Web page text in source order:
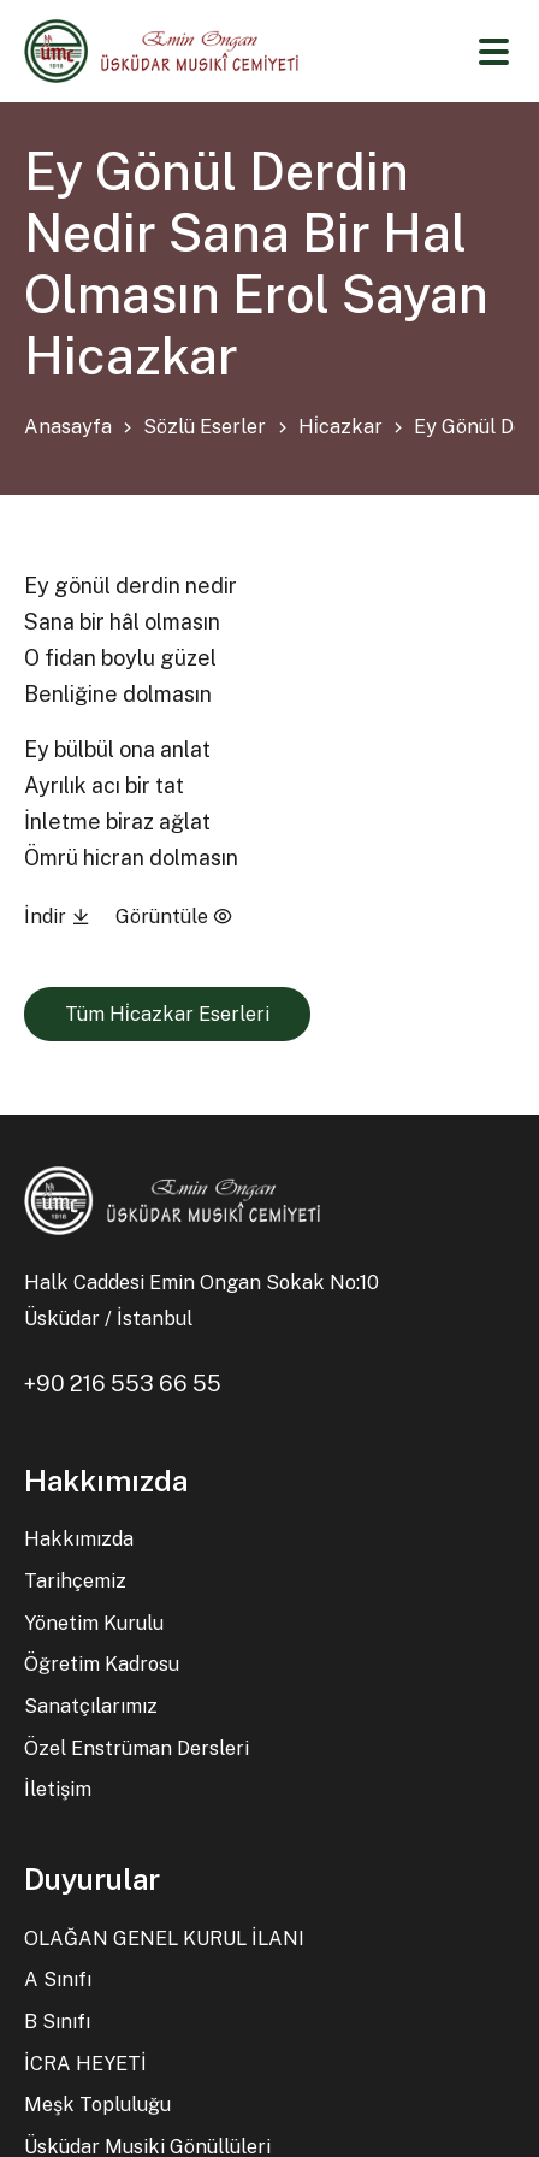
Ey Gönül Derdin
Nedir Sana Bir Hal
Olmasın Erol Sayan
Hicazkar
Anasayfa Sözlü Eserler Hi̇cazkar Ey Gönül
Ey gönül derdin nedir
Sana bir hâl olmasın
O fidan boylu güzel
Benliğine dolmasın
Ey bülbül ona anlat
Ayrılık acı bir tat
İnletme biraz ağlat
Ömrü hicran dolmasın
İndir Görüntüle
Tüm Hi̇cazkar Eserleri
Halk Caddesi Emin Ongan Sokak No:10
Üsküdar / İstanbul
+90 216 553 66 55
Hakkımızda
Hakkımızda
Tarihçemiz
Yönetim Kurulu
Öğretim Kadrosu
Sanatçılarımız
Özel Enstrüman Dersleri
İletişim
Duyurular
OLAĞAN GENEL KURUL İLANI
A Sınıfı
B Sınıfı
İCRA HEYETİ
Meşk Topluluğu
Üsküdar Musiki Gönüllüleri